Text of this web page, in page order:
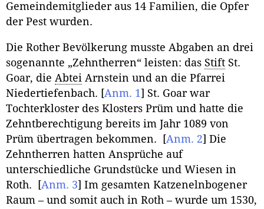
Gemeindemitglieder aus 14 Familien, die Opfer
der Pest wurden.
Die Rother Bevölkerung musste Abgaben an drei
sogenannte „Zehntherren“ leisten: das Stift St.
Goar, die Abtei Arnstein und an die Pfarrei
Niedertiefenbach. [Anm. 1] St. Goar war
Tochterkloster des Klosters Prüm und hatte die
Zehntberechtigung bereits im Jahr 1089 von
Prüm übertragen bekommen.
[Anm. 2] Die
Zehntherren hatten Ansprüche auf
unterschiedliche Grundstücke und Wiesen in
Roth.
[Anm. 3] Im gesamten Katzenelnbogener
Raum – und somit auch in Roth – wurde um 1530,